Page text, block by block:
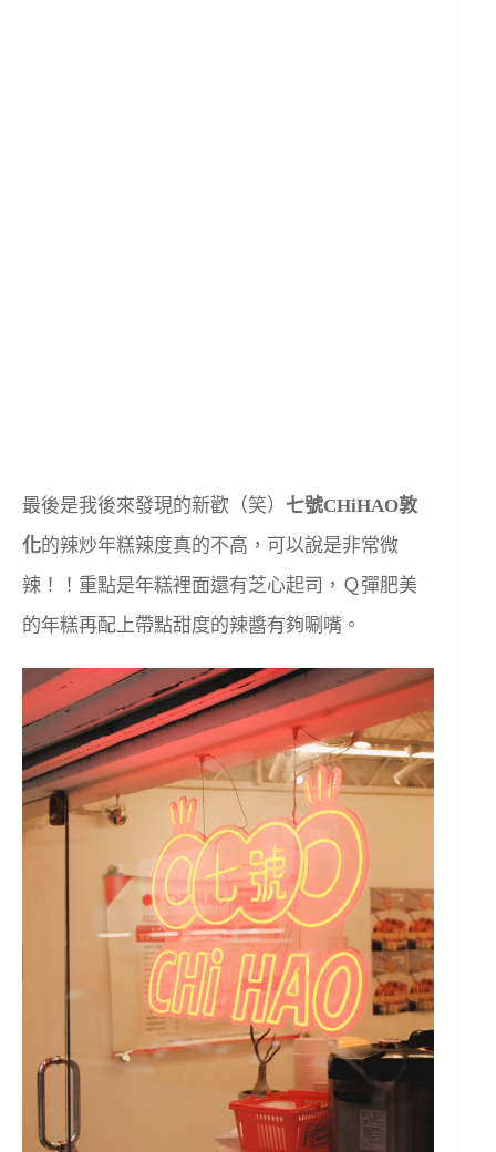
最後是我後來發現的新歡（笑） 七號CHiHAO敦
化的辣炒年糕辣度真的不高，可以說是非常微
辣！！重點是年糕裡面還有芝心起司，Ｑ彈肥美
的年糕再配上帶點甜度的辣醬有夠唰嘴。